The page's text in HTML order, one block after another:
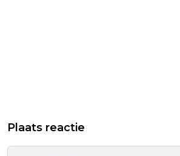
Plaats reactie